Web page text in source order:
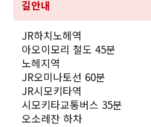
길안내
JR하치노헤역
아오이모리 철도 45분
노헤지역
JR오미나토선 60분
JR시모키타역
시모키타교통버스 35분
오소레잔 하차